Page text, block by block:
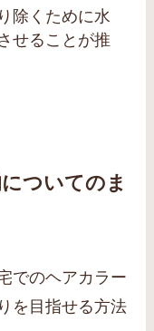
除くために水
せることが推
ついてのま
でのヘアカラー
を目指せる方法